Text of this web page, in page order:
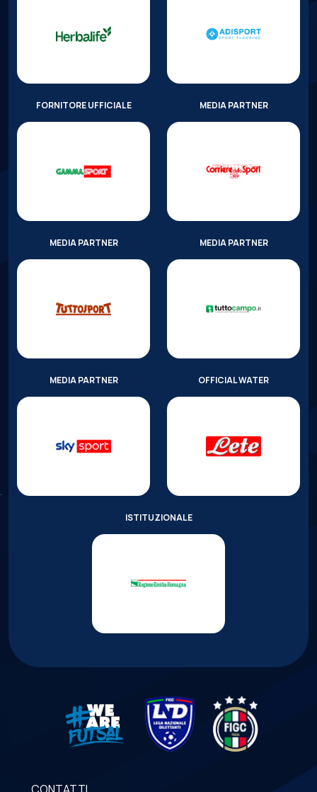
FORNITORE UFFICIALE MEDIA PARTNER
MEDIA PARTNER MEDIA PARTNER
MEDIA PARTNER OFFICIAL WATER
ISTITUZIONALE